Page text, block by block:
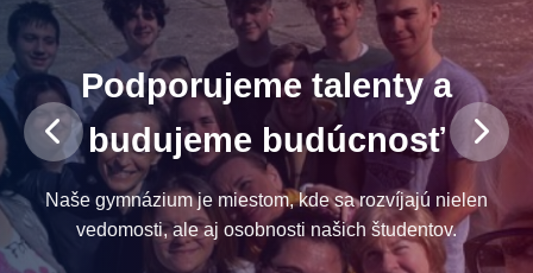
Podporujeme talenty a
budujeme budúcnosť
Naše gymnázium je miestom, kde sa rozvíjajú nielen
vedomosti, ale aj osobnosti našich študentov.